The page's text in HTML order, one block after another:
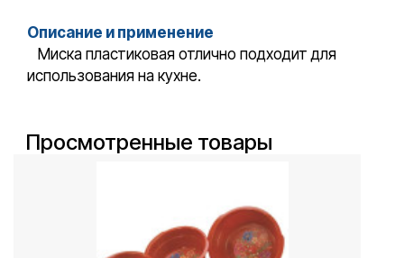
Описание и применение
Миска пластиковая отлично подходит для
использования на кухне.
Просмотренные товары